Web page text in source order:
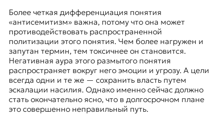
Более четкая дифференциация понятия
«антисемитизм» важна, потому что она может
противодействовать распространенной
политизации этого понятия. Чем более нагружен и
запутан термин, тем токсичнее он становится.
Негативная аура этого размытого понятия
распространяет вокруг него эмоции и угрозу. А цели
всегда одни и те же — сохранить власть путем
эскалации насилия. Однако именно сейчас должно
стать окончательно ясно, что в долгосрочном плане
это совершенно неправильный путь.